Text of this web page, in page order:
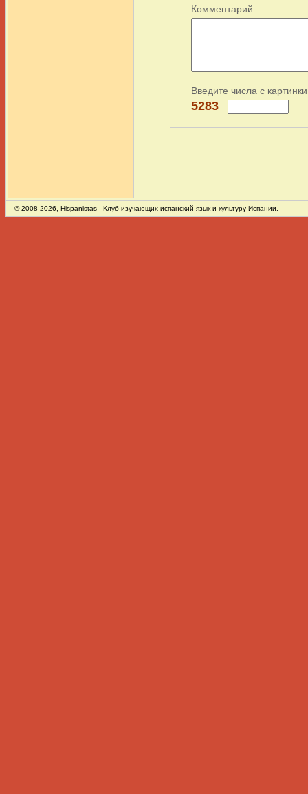
Комментарий:
Введите числа с
5283
© 2008-2026, Hispanistas - Клуб изучающих испанский язык и культуру Испании.